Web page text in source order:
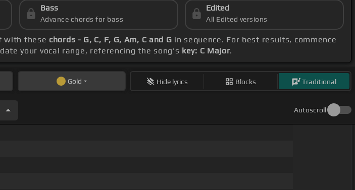
Bass
Advance chords for bass
Edited
All Edited versions
with these chords - G, C, F, G, Am, C and G in sequence. For best results, commence
your vocal range, referencing the song's key: C Major.
Gold Hide lyrics Blocks Traditional
Autoscroll